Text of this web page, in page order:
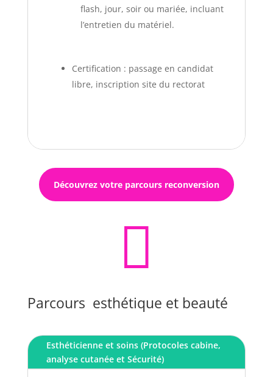
flash, jour, soir ou mariée, incluant
l’entretien du matériel.
Certification : passage en candidat
libre, inscription site du rectorat
Découvrez votre parcours reconversion

Parcours esthétique et beauté
Esthéticienne et soins (Protocoles cabine,
analyse cutanée et Sécurité)